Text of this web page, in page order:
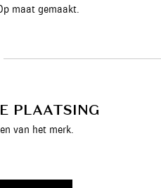
maat gemaakt.
PLAATSING
van het merk.